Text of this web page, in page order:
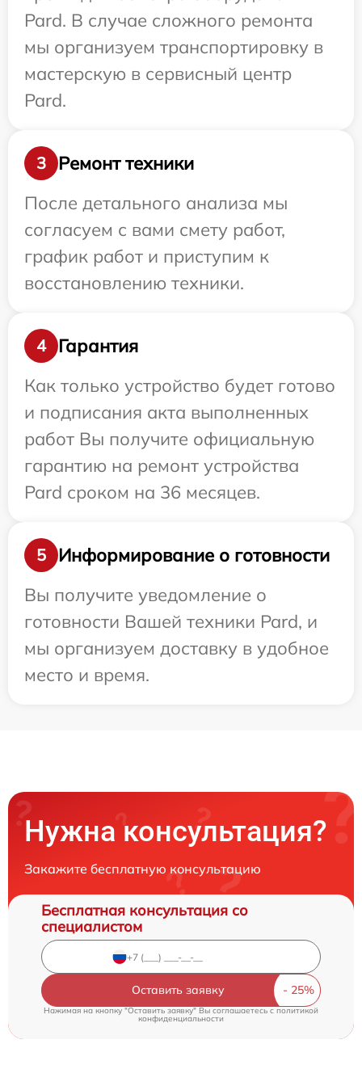
Pard. В случае сложного ремонта
мы организуем транспортировку в
мастерскую в сервисный центр
Pard.
3
Ремонт техники
После детального анализа мы
согласуем с вами смету работ,
график работ и приступим к
восстановлению техники.
4
Гарантия
Как только устройство будет готово
и подписания акта выполненных
работ Вы получите официальную
гарантию на ремонт устройства
Pard сроком на 36 месяцев.
5
Информирование о готовности
Вы получите уведомление о
готовности Вашей техники Pard, и
мы организуем доставку в удобное
место и время.
Нужна консультация?
Закажите бесплатную консультацию
Бесплатная консультация со
специалистом
Оставить заявку
Нажимая на кнопку "Оставить заявку" Вы соглашаетесь c политикой
конфиденциальности